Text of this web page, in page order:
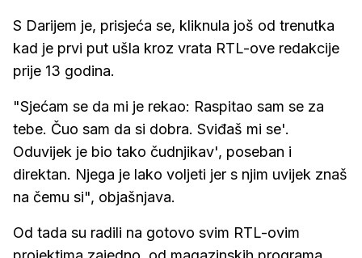
S Darijem je, prisjeća se, kliknula još od trenutka
kad je prvi put ušla kroz vrata RTL-ove redakcije
prije 13 godina.
"Sjećam se da mi je rekao: Raspitao sam se za
tebe. Čuo sam da si dobra. Sviđaš mi se'.
Oduvijek je bio tako čudnjikav', poseban i
direktan. Njega je lako voljeti jer s njim uvijek znaš
na čemu si", objašnjava.
Od tada su radili na gotovo svim RTL-ovim